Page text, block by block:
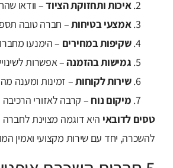
איכות ותחזוקת הציוד– וודאו
אמצעי בטיחות– חברה טובה
שקיפות במחירים – הימנעו
גמישות בהזמנה– אפשרות
שירות לקוחות– זמינות ומענה
מיקום נוח – קרבה לאזורי
טסים לדובאי היא דוגמה מצוינת
להשכרה, יחד עם שירות מקצועי ואמין